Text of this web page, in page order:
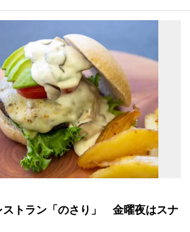
ストラン「のさり」 金曜夜はスナ